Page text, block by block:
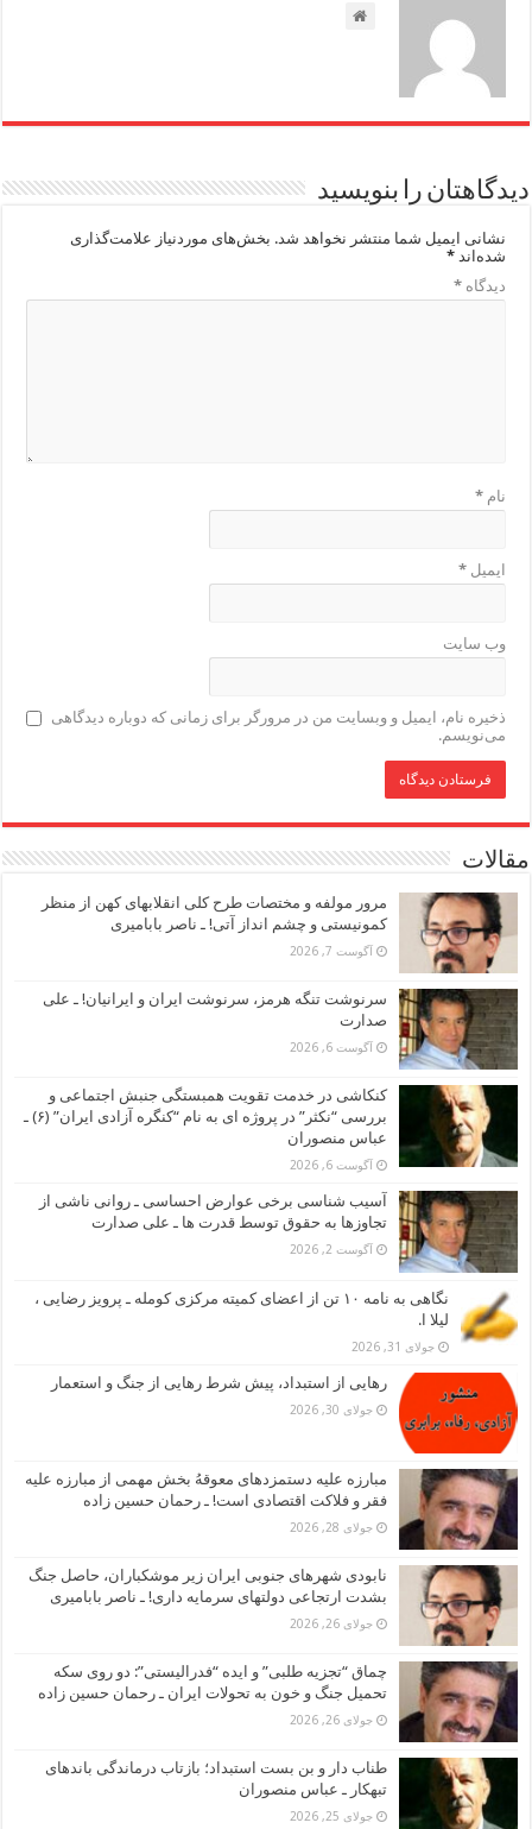
دیدگاهتان را بنویسید
نشانی ایمیل شما منتشر نخواهد شد. بخش‌های موردنیاز علامت‌گذاری
شده‌اند*
دیدگاه*
نام*
ایمیل*
وب‌ سایت
ذخیره نام، ایمیل و وبسایت من در مرورگر برای زمانی که دوباره دیدگاهی
می‌نویسم.
مقالات
مرور مولفه و مختصات طرح کلی انقلابهای کهن از منظر
کمونیستی و چشم انداز آتی! ـ ناصر بابامیری
آگوست 7, 2026
سرنوشت تنگه هرمز، سرنوشت ایران و ایرانیان! ـ علی
صدارت
آگوست 6, 2026
کنکاشی در خدمت تقویت همبستگی جنبش اجتماعی و
بررسی “نکثر” در پروژه ای به نام “کنگره آزادی ایران” (۶) ـ
عباس منصوران
آگوست 6, 2026
آسیب شناسی برخی عوارض احساسی ـ روانی ناشی از
تجاوزها به حقوق توسط قدرت ها ـ علی صدارت
آگوست 2, 2026
نگاهی به نامه ۱۰ تن از اعضای کمیته مرکزی کومله ـ پرویز رضایی ،
لیلا ا.
جولای 31, 2026
رهایی از استبداد، پیش شرط رهایی از جنگ و استعمار
جولای 30, 2026
مبارزه علیه دستمزدهای معوقهُ بخش مهمی از مبارزه علیه
فقر و فلاکت اقتصادی است! ـ رحمان حسین زاده
جولای 28, 2026
نابودی شهرهای جنوبی ایران زیر موشکباران، حاصل جنگ
بشدت ارتجاعی دولتهای سرمایه داری! ـ ناصر بابامیری
جولای 26, 2026
چماق “تجزیه طلبی” و ایده “فدرالیستی”: دو روی سکه
تحمیل جنگ و خون به تحولات ایران ـ رحمان حسین زاده
جولای 26, 2026
طناب دار و بن بست استبداد؛ بازتاب درماندگی باندهای
تبهکار ـ عباس منصوران
جولای 25, 2026